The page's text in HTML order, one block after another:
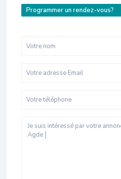
Programmer un rendez-vous?